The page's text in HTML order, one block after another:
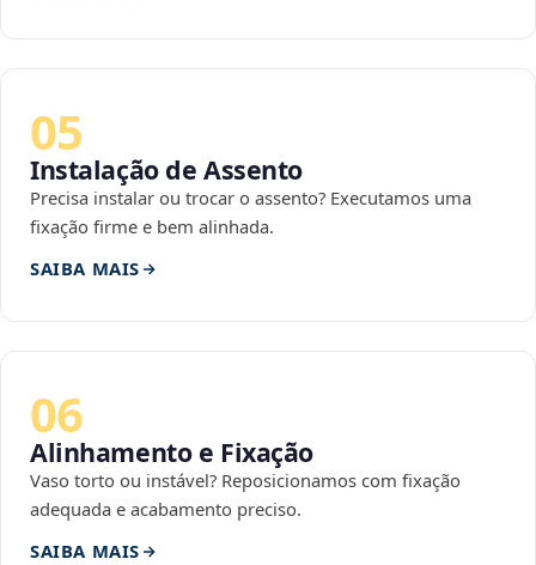
05
Instalação de Assento
Precisa instalar ou trocar o assento? Executamos uma
fixação firme e bem alinhada.
SAIBA MAIS
06
Alinhamento e Fixação
Vaso torto ou instável? Reposicionamos com fixação
adequada e acabamento preciso.
SAIBA MAIS